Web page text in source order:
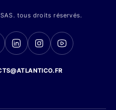
tous droits réservés.